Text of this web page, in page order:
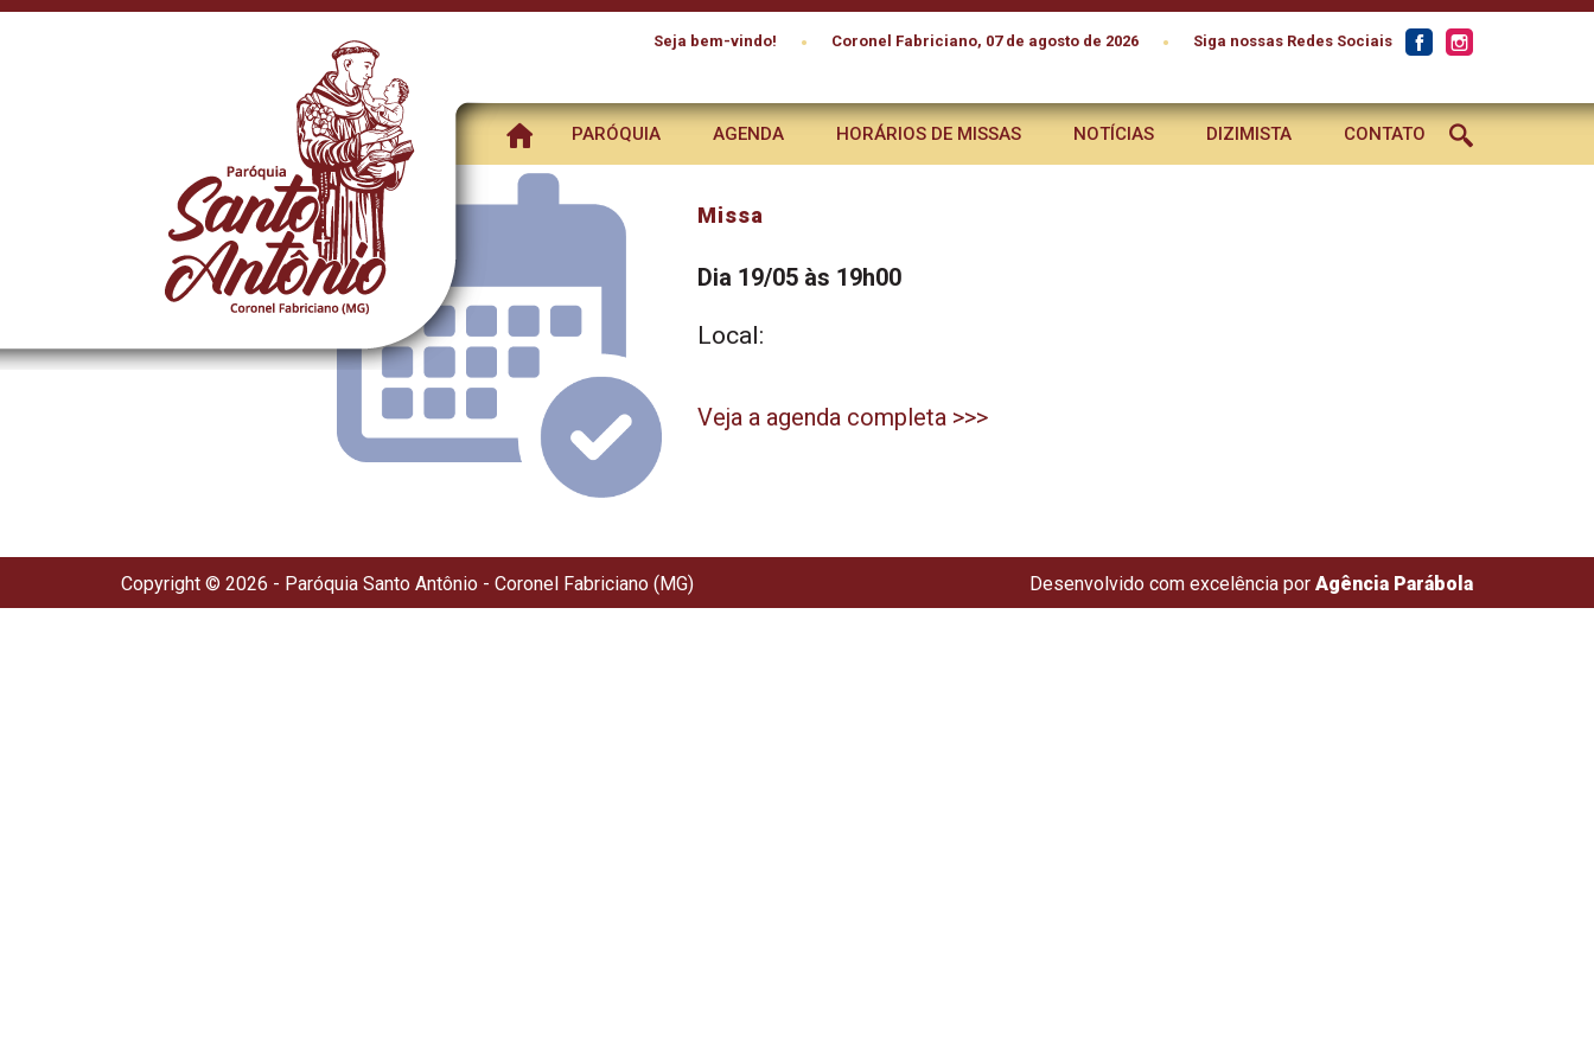
Seja bem-vindo! • Coronel Fabriciano, 07 de agosto de 2026 • Siga nossas Redes Sociais
PARÓQUIA AGENDA HORÁRIOS DE MISSAS NOTÍCIAS DIZIMISTA CONTATO
Missa
Dia 19/05 às 19h00
Local:
Veja a agenda completa >>>
Copyright © 2026 - Paróquia Santo Antônio - Coronel Fabriciano (MG) Desenvolvido com excelência por Agência Parábola